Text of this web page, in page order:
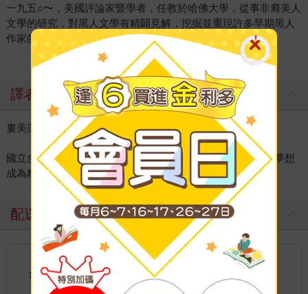
一九五○〜，美國評論家暨學者，任教於哈佛大學，從事非裔美人
文學的研究，對黑人文學有精闢見解，挖掘並重現許多早期黑人
作家的佚失作品。
譯者
婁美蓮
國立台灣師範大學國文系畢。喜歡透過文學了解異國文化，夢想
成為精通多國語言的國際人。
配送方式
台灣
國內宅配：本島、離島
到店取貨：
不限金額免運費